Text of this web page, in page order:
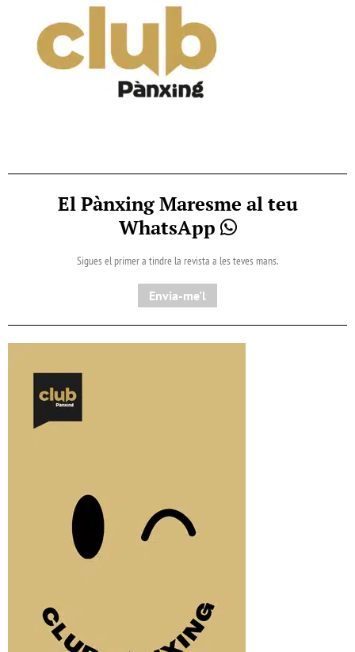
El Pànxing Maresme al teu
WhatsApp
Sigues el primer a tindre la revista a les teves mans.
Envia-me'l